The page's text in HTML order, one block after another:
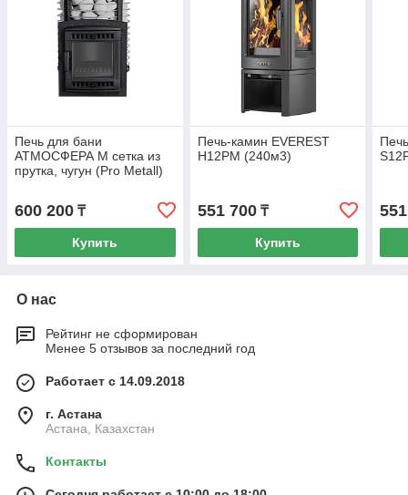
Печь для бани
АТМОСФЕРА М сетка из
прутка, чугун (Pro Metall)
600 200 ₸
Купить
Печь-камин EVEREST
H12РМ (240м3)
551 700₸
Купить
О нас
Рейтинг не сформирован
Менее 5 отзывов за последний год
Работает с 14.09.2018
г. Астана
Астана, Казахстан
Контакты